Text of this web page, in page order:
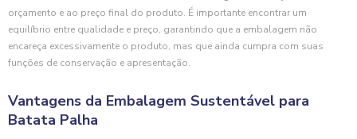
orçamento e ao preço final do produto. É importante encontrar um
equilíbrio entre qualidade e preço, garantindo que a embalagem não
encareça excessivamente o produto, mas que ainda cumpra com suas
funções de conservação e apresentação.
Vantagens da Embalagem Sustentável para
Batata Palha